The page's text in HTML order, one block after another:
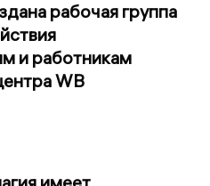
рабочая группа
и работникам
WB